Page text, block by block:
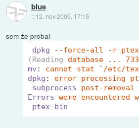
blue
:: 12. nov 2009, 17:15
sem že probal
dpkg
--force-all -r
(Reading
database ...
mv : cannot stat `/etc/
dpkg : error processing
subprocess
post-
Errors were encountered
ptex-bin